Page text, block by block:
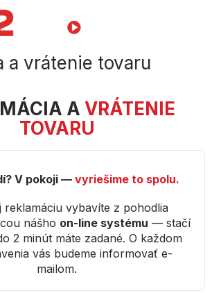
a vrátenie tovaru
A VRÁTENIE
TOVARU
V pokoji — vyriešime to spolu.
reklamáciu vybavíte z pohodlia
nášho on-line systému — stačí
2 minút máte zadané. O každom
vás budeme informovať e-
mailom.